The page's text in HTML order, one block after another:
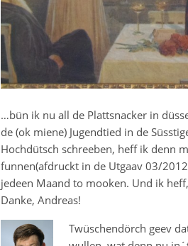
…bün ik nu all de Plattsnacker in
de (ok miene) Jugendtied in de
Hochdütsch schreeben, heff ik denn
funnen(afdruckt in de Utgaav 03/
jedeen Maand to mooken. Und ik
Danke, Andreas!
Twüschendörch geev